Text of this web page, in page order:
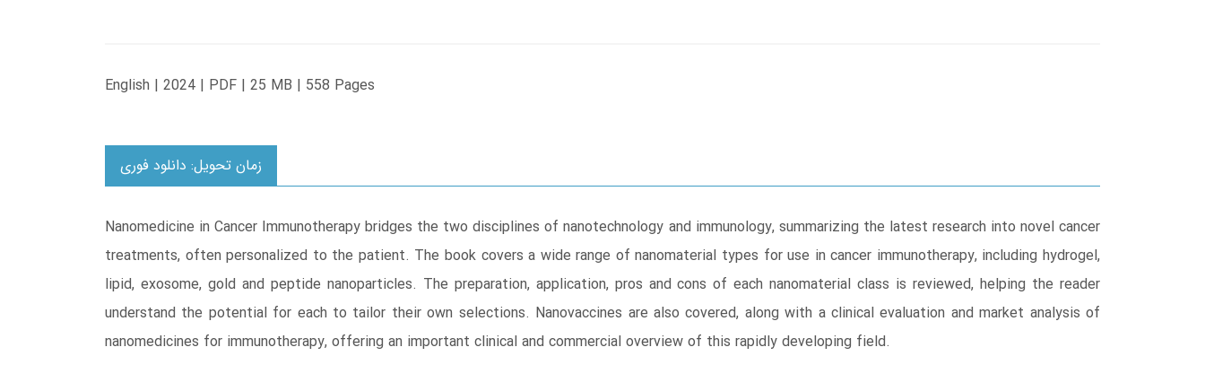
English | 2024 | PDF | 25 MB | 558 Pages
زمان تحویل: دانلود فوری
Nanomedicine in Cancer Immunotherapy bridges the two disciplines of nanotechnology and immunology, summarizing the latest research into novel cancer
treatments, often personalized to the patient. The book covers a wide range of nanomaterial types for use in cancer immunotherapy, including hydrogel,
lipid, exosome, gold and peptide nanoparticles. The preparation, application, pros and cons of each nanomaterial class is reviewed, helping the reader
understand the potential for each to tailor their own selections. Nanovaccines are also covered, along with a clinical evaluation and market analysis of
nanomedicines for immunotherapy, offering an important clinical and commercial overview of this rapidly developing field.